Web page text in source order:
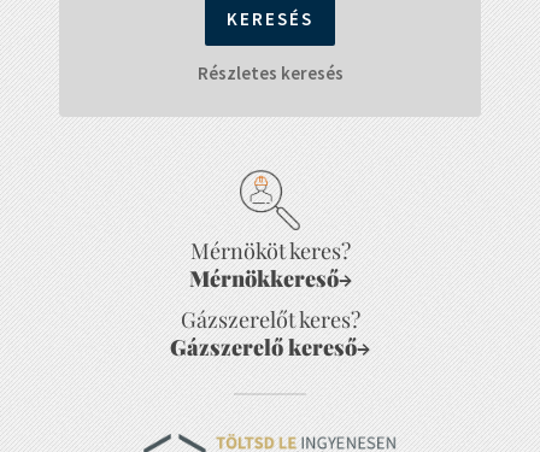
Részletes keresés
Mérnököt keres?
Mérnökkereső→
Gázszerelőt keres?
Gázszerelő kereső→